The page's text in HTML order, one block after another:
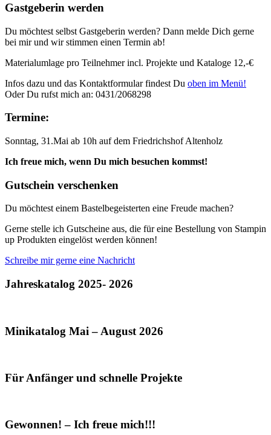
Gastgeberin werden
Du möchtest selbst Gastgeberin werden? Dann melde Dich gerne
bei mir und wir stimmen einen Termin ab!
Materialumlage pro Teilnehmer incl. Projekte und Kataloge 12,-€
Infos dazu und das Kontaktformular findest Du oben im Menü!
Oder Du rufst mich an: 0431/2068298
Termine:
Sonntag, 31.Mai ab 10h auf dem Friedrichshof Altenholz
Ich freue mich, wenn Du mich besuchen kommst!
Gutschein verschenken
Du möchtest einem Bastelbegeisterten eine Freude machen?
Gerne stelle ich Gutscheine aus, die für eine Bestellung von Stampin
up Produkten eingelöst werden können!
Schreibe mir gerne eine Nachricht
Jahreskatalog 2025- 2026
Minikatalog Mai – August 2026
Für Anfänger und schnelle Projekte
Gewonnen! – Ich freue mich!!!